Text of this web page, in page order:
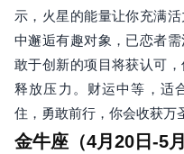
示，火星的能量让你充满
中邂逅有趣对象，已恋者
敢于创新的项目将获认可
释放压力。财运中等，适
住，勇敢前行，你会收获万
金牛座（4月20日-5